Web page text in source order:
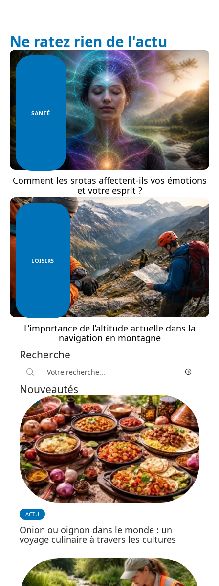
Ne ratez rien de l'actu
SANTÉ
Comment les srotas affectent-ils vos émotions
et votre esprit ?
LOISIRS
L’importance de l’altitude actuelle dans la
navigation en montagne
Recherche
Nouveautés
ACTU
Onion ou oignon dans le monde : un
voyage culinaire à travers les cultures